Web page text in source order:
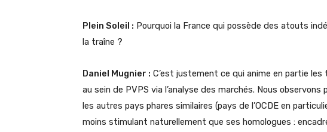
Plein Soleil : Pourquoi la France qui possède des atouts
la traîne ?
Daniel Mugnier : C’est justement ce qui anime en partie
au sein de PVPS via l’analyse des marchés. Nous
les autres pays phares similaires (pays de l’OCDE en
moins stimulant naturellement que ses homologues :